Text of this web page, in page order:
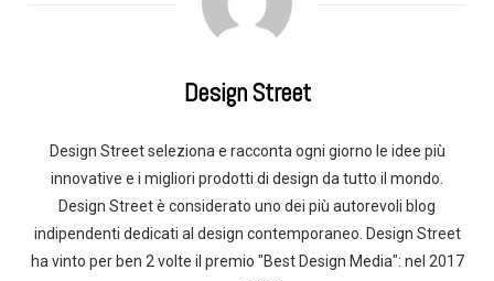
Design Street
Design Street seleziona e racconta ogni giorno le idee più
innovative e i migliori prodotti di design da tutto il mondo.
Design Street è considerato uno dei più autorevoli blog
indipendenti dedicati al design contemporaneo. Design Street
ha vinto per ben 2 volte il premio "Best Design Media": nel 2017